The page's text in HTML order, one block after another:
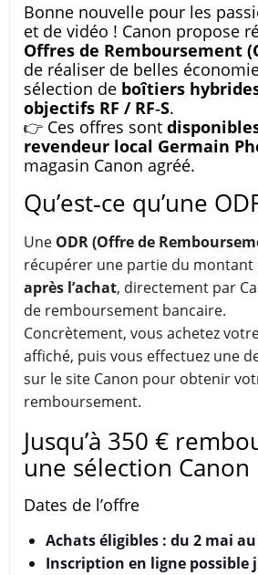
Bonne nouvelle pour les
et de vidéo ! Canon propose
Offres de Remboursement
de réaliser de belles
sélection de boîtiers hybrides
objectifs RF / RF‑S.
👉 Ces offres sont
revendeur local Germain
magasin Canon agréé.
Qu’est‑ce qu’une
Une ODR (Offre de
récupérer une partie du montant
après l’achat, directement par
de remboursement bancaire.
Concrètement, vous achetez
affiché, puis vous effectuez une
sur le site Canon pour obtenir
remboursement.
Jusqu’à 350 €
une sélection Canon
Dates de l’offre
Achats éligibles : du 2 mai
Inscription en ligne possible